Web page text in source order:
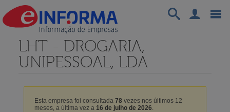
LHT - DROGARIA,
UNIPESSOAL, LDA
Esta empresa foi consultada 78vezes nos últimos 12
meses, a última vez a 16 de julho de 2026.